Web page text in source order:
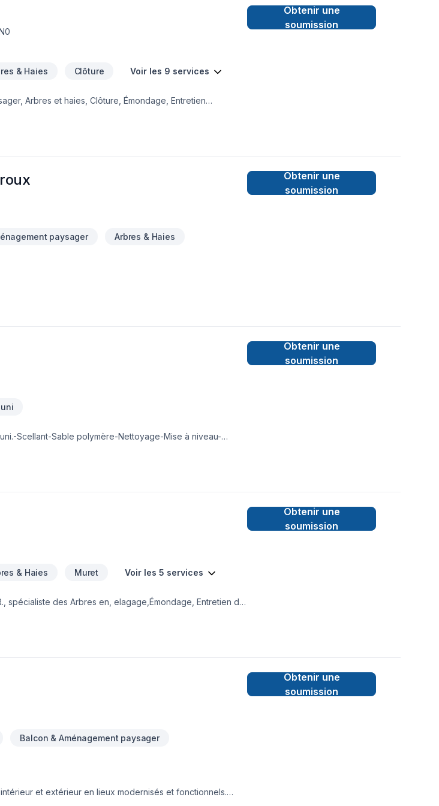
& Haies Clôture Voir les 9 services
Arbres et haies, Clôture, Émondage, Entretien
client à Lanaudière,Laurentides,Laval,Montréal.
Obtenir une
soumission
paysager Arbres & Haies
Obtenir une
soumission
Scellant-Sable polymère-Nettoyage-Mise à niveau-
Obtenir une
soumission
& Haies Muret Voir les 5 services
spécialiste des Arbres en, elagage,Émondage, Entretien d
vous accompagne à chaque étape, avec des
Obtenir une
soumission
Balcon & Aménagement paysager
et extérieur en lieux modernisés et fonctionnels.
Obtenir une
soumission